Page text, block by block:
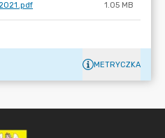
1.05 MB
METRYCZKA